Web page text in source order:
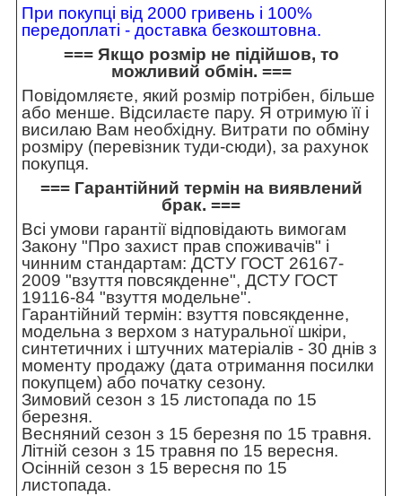
При покупці від 2000 гривень і 100%
передоплаті - доставка безкоштовна.
=== Якщо розмір не підійшов, то
можливий обмін. ===
Повідомляєте, який розмір потрібен, більше
або менше. Відсилаєте пару. Я отримую її і
висилаю Вам необхідну. Витрати по обміну
розміру (перевізник туди-сюди), за рахунок
покупця.
=== Гарантійний термін на виявлений
брак. ===
Всі умови гарантії відповідають вимогам
Закону "Про захист прав споживачів" і
чинним стандартам: ДСТУ ГОСТ 26167-
2009 "взуття повсякденне", ДСТУ ГОСТ
19116-84 "взуття модельне".
Гарантійний термін: взуття повсякденне,
модельна з верхом з натуральної шкіри,
синтетичних і штучних матеріалів - 30 днів з
моменту продажу (дата отримання посилки
покупцем) або початку сезону.
Зимовий сезон з 15 листопада по 15
березня.
Весняний сезон з 15 березня по 15 травня.
Літній сезон з 15 травня по 15 вересня.
Осінній сезон з 15 вересня по 15
листопада.